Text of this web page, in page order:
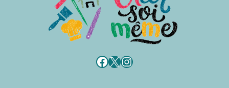
Facebook
X Instagram